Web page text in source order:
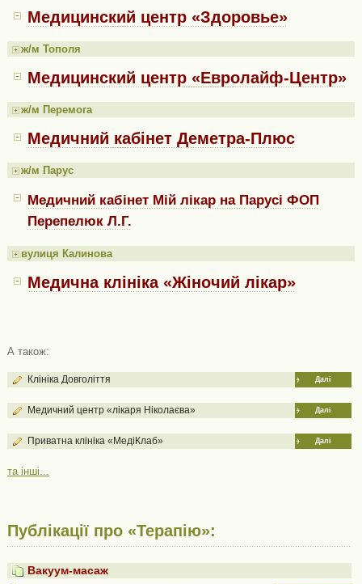
Медицинский центр «Здоровье»
ж/м Тополя
Медицинский центр «Евролайф-Центр»
ж/м Перемога
Медичний кабінет Деметра-Плюс
ж/м Парус
Медичний кабінет Мій лікар на Парусі ФОП
Перепелюк Л.Г.
вулиця Калинова
Медична клініка «Жіночий лікар»
А також:
Далі
Клініка Довголіття
Далі
Медичний центр «лікаря Ніколаєва»
Далі
Приватна клініка «МедіКлаб»
та інші...
Публікації про «Терапію»:
Вакуум-масаж